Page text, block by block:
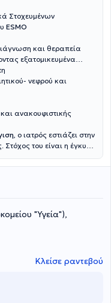
Στοχευμένων
ESMO
και θεραπεία
εξατομικευμένα
νεφρού και
ανακουφιστικής
, ο ιατρός εστιάζει στην
του είναι η έγκυρη
δυνατή ποιότητα
"Υγεία"),
Κλείσε ραντεβού